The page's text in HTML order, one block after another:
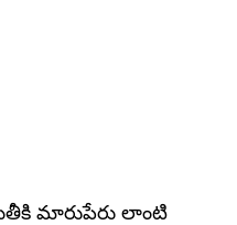
మారుపేరు లాంటి